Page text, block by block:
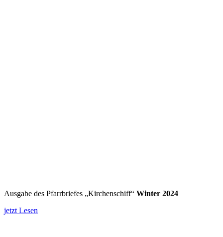
Ausgabe des Pfarrbriefes „Kirchenschiff“ Winter 2024
jetzt Lesen